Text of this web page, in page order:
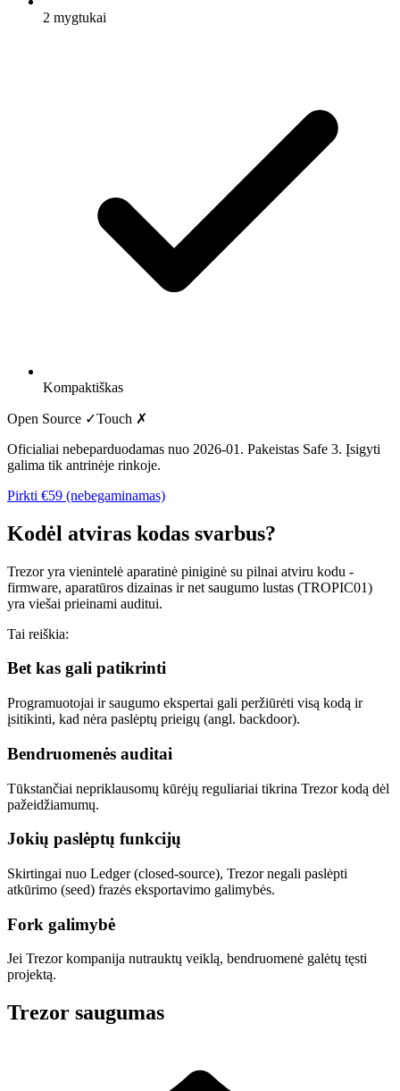
2 mygtukai
Kompaktiškas
Open Source ✓Touch ✗
Oficialiai nebeparduodamas nuo 2026-01. Pakeistas Safe 3. Įsigyti
galima tik antrinėje rinkoje.
Pirkti €59 (nebegaminamas)
Kodėl atviras kodas svarbus?
Trezor yra vienintelė aparatinė piniginė su pilnai atviru kodu -
firmware, aparatūros dizainas ir net saugumo lustas (TROPIC01)
yra viešai prieinami auditui.
Tai reiškia:
Bet kas gali patikrinti
Programuotojai ir saugumo ekspertai gali peržiūrėti visą kodą ir
įsitikinti, kad nėra paslėptų prieigų (angl. backdoor).
Bendruomenės auditai
Tūkstančiai nepriklausomų kūrėjų reguliariai tikrina Trezor kodą dėl
pažeidžiamumų.
Jokių paslėptų funkcijų
Skirtingai nuo Ledger (closed-source), Trezor negali paslėpti
atkūrimo (seed) frazės eksportavimo galimybės.
Fork galimybė
Jei Trezor kompanija nutrauktų veiklą, bendruomenė galėtų tęsti
projektą.
Trezor saugumas